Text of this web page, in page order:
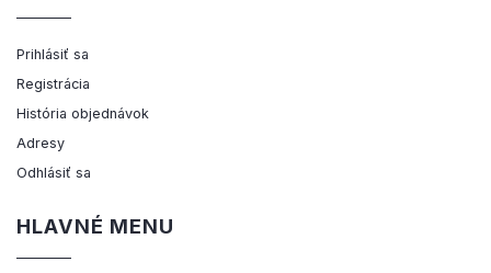
Prihlásiť sa
Registrácia
História objednávok
Adresy
Odhlásiť sa
HLAVNÉ MENU